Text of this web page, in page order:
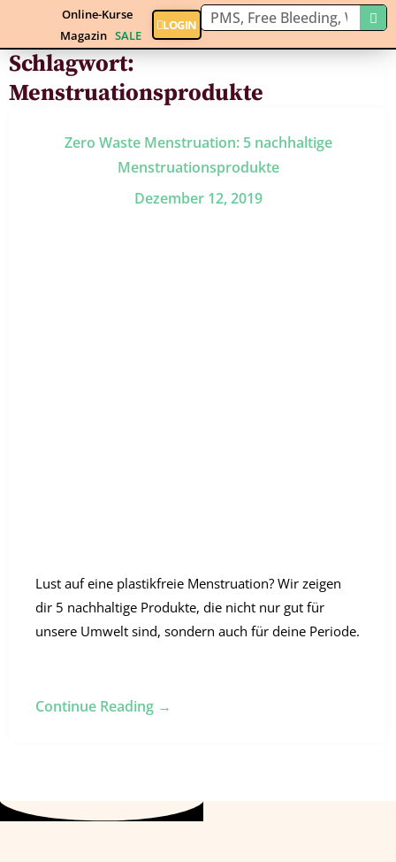
Online-Kurse
Magazin SALE
LOGIN
Schlagwort:
Menstruationsprodukte
Zero Waste Menstruation: 5 nachhaltige
Menstruationsprodukte
Dezember 12, 2019
Lust auf eine plastikfreie Menstruation? Wir zeigen
dir 5 nachhaltige Produkte, die nicht nur gut für
unsere Umwelt sind, sondern auch für deine Periode.
Continue Reading →